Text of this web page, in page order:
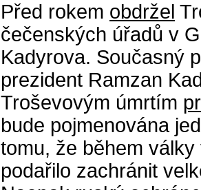
Před rokem obdržel
čečenských úřadů v
Kadyrova. Současný
prezident Ramzan
Troševovým úmrtím
bude pojmenována
tomu, že během
podařilo zachránit